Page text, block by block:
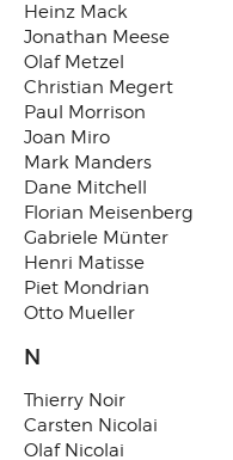
Heinz Mack
Jonathan Meese
Olaf Metzel
Christian Megert
Paul Morrison
Joan Miro
Mark Manders
Dane Mitchell
Florian Meisenberg
Gabriele Münter
Henri Matisse
Piet Mondrian
Otto Mueller
N
Thierry Noir
Carsten Nicolai
Olaf Nicolai